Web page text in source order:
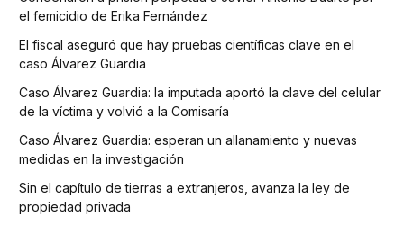
el femicidio de Erika Fernández
El fiscal aseguró que hay pruebas científicas clave en el
caso Álvarez Guardia
Caso Álvarez Guardia: la imputada aportó la clave del celular
de la víctima y volvió a la Comisaría
Caso Álvarez Guardia: esperan un allanamiento y nuevas
medidas en la investigación
Sin el capítulo de tierras a extranjeros, avanza la ley de
propiedad privada